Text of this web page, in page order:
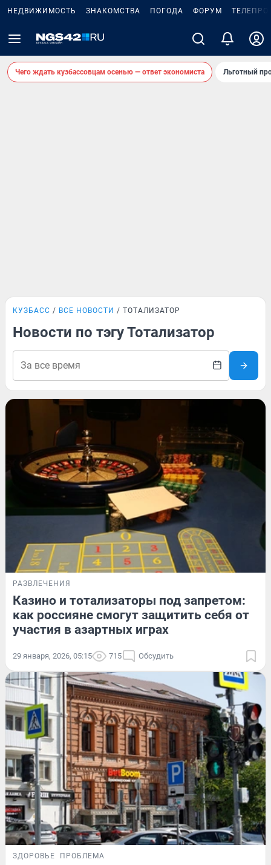
НЕДВИЖИМОСТЬ ЗНАКОМСТВА ПОГОДА ФОРУМ
Чего ждать кузбассовцам осенью — ответ экономиста Льготный
КУЗБАСС ВСЕ НОВОСТИ ТОТАЛИЗАТОР
Новости по тэгу Тотализатор
РАЗВЛЕЧЕНИЯ
Казино и тотализаторы под запретом:
как россияне смогут защитить себя от
участия в азартных играх
29 января, 2026, 05:15 715 Обсудить
ЗДОРОВЬЕ ПРОБЛЕМА